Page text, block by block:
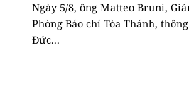
Ngày 5/8, ông Matteo Bruni,
Phòng Báo chí Tòa Thánh,
Đức...